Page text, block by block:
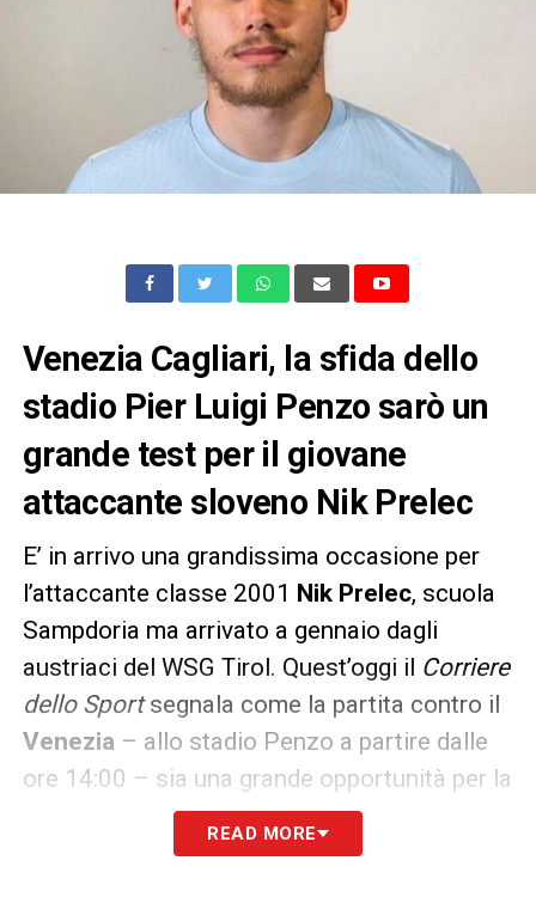
Venezia Cagliari, la sfida dello
stadio Pier Luigi Penzo sarò un
grande test per il giovane
attaccante sloveno Nik Prelec
E’ in arrivo una grandissima occasione per
l’attaccante classe 2001 Nik Prelec, scuola
Sampdoria ma arrivato a gennaio dagli
austriaci del WSG Tirol. Quest’oggi il Corriere
dello Sportsegnala come la partita contro il
Venezia – allo stadio Penzo a partire dalle
ore 14:00 – sia una grande opportunità per la
Cagliari. Tutto il peso dell’attacco
dei rossoblù peserà sulle sue spalle nella
READ MORE